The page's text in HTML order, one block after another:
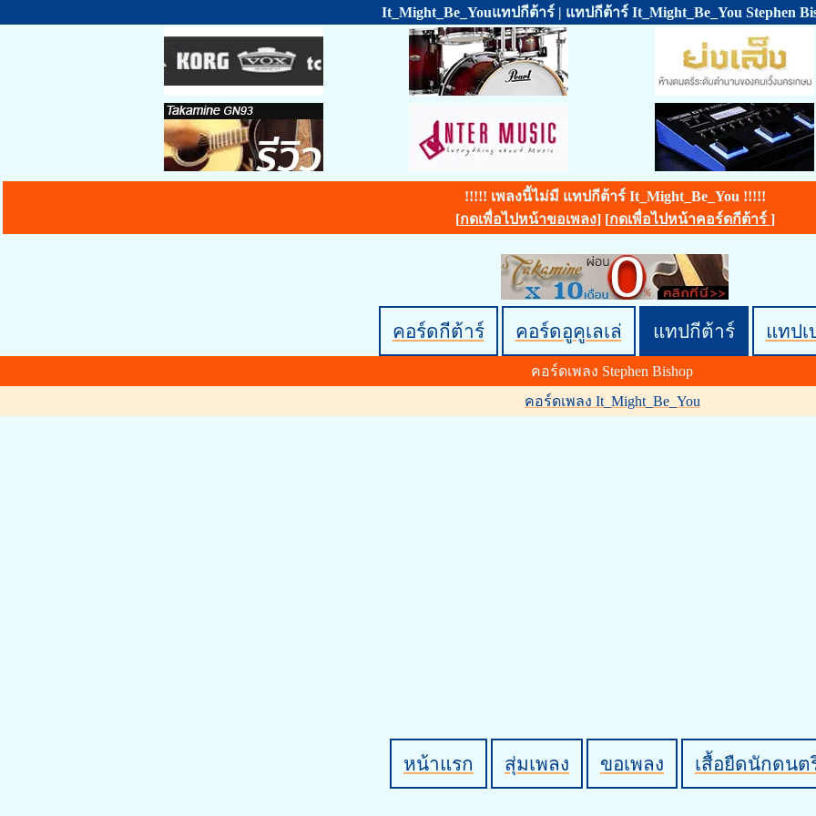
It_Might_Be_Youแทปกีต้าร์ | แทปกีต้าร์ It_Might_Be_You Stephen
!!!!! เพลงนี้ไม่มี แทปกีต้าร์ It_Might_Be_You !!!!!
[กดเพื่อไปหน้าขอเพลง] [กดเพื่อไปหน้าคอร์ดกีต้าร์ ]
คอร์ดกีต้าร์ คอร์ดอูคูเลเล่ แทปกีต้าร์ แทปเ
คอร์ดเพลง Stephen Bishop
คอร์ดเพลง It_Might_Be_You
หน้าแรก สุ่มเพลง ขอเพลง เสื้อยืดนักดนต